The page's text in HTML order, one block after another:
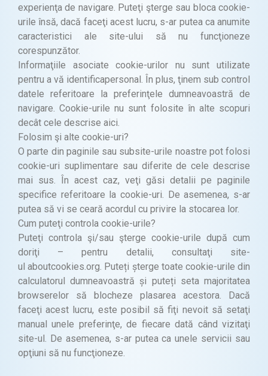
experienţa de navigare. Puteţi şterge sau bloca cookie-
urile însă, dacă faceţi acest lucru, s-ar putea ca anumite
caracteristici ale site-ului să nu funcţioneze
corespunzător.
Informaţiile asociate cookie-urilor nu sunt utilizate
pentru a vă identificapersonal. În plus, ţinem sub control
datele referitoare la preferinţele dumneavoastră de
navigare. Cookie-urile nu sunt folosite în alte scopuri
decât cele descrise aici.
Folosim şi alte cookie-uri?
O parte din paginile sau subsite-urile noastre pot folosi
cookie-uri suplimentare sau diferite de cele descrise
mai sus. În acest caz, veţi găsi detalii pe paginile
specifice referitoare la cookie-uri. De asemenea, s-ar
putea să vi se ceară acordul cu privire la stocarea lor.
Cum puteţi controla cookie-urile?
Puteţi controla şi/sau şterge cookie-urile după cum
doriţi – pentru detalii, consultaţi site-
ul aboutcookies.org. Puteți șterge toate cookie-urile din
calculatorul dumneavoastră și puteți seta majoritatea
browserelor să blocheze plasarea acestora. Dacă
faceţi acest lucru, este posibil să fiţi nevoit să setaţi
manual unele preferinţe, de fiecare dată când vizitaţi
site-ul. De asemenea, s-ar putea ca unele servicii sau
opţiuni să nu funcţioneze.